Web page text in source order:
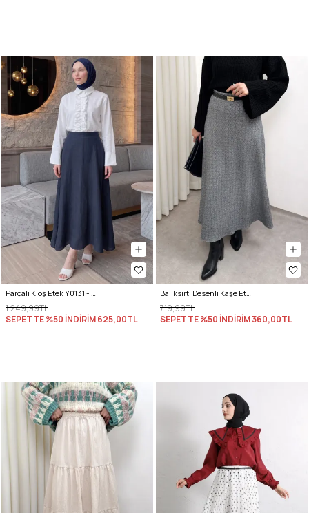
1.249,99TL
SEPETTE %50 İNDİRİM625,00TL
719,99TL
SEPETTE %50 İNDİRİM360,00TL